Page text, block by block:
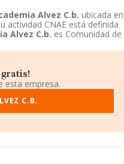
Alvez C.b. ubicada en
actividad CNAE está definida
Alvez C.b. es Comunidad de
esta empresa.
C.B.